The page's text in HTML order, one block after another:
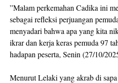
‎”Malam perkemahan Cadika ini
sebagai refleksi perjuangan
menyadari bahwa apa yang kita
ikrar dan kerja keras pemuda 97
hadapan peserta, Senin (27/10/
‎Menurut Lelaki yang akrab di